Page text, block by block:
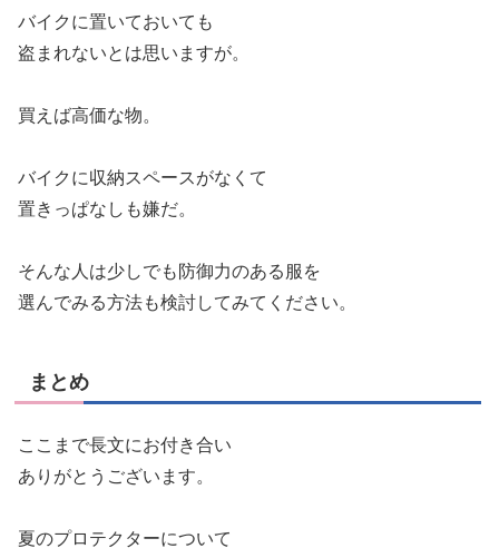
バイクに置いておいても
盗まれないとは思いますが。
買えば高価な物。
バイクに収納スペースがなくて
置きっぱなしも嫌だ。
そんな人は少しでも防御力のある服を
選んでみる方法も検討してみてください。
まとめ
ここまで長文にお付き合い
ありがとうございます。
夏のプロテクターについて